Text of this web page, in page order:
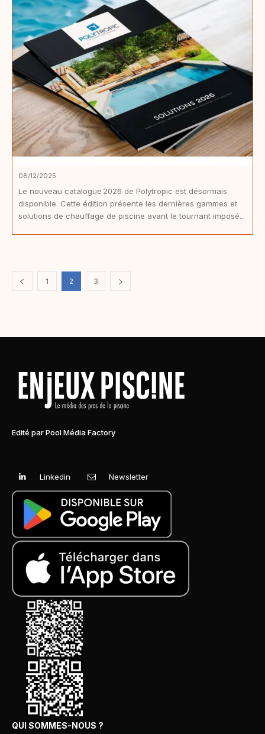
08/12/2025
Le nouveau catalogue 2026 de Polytropic est désormais
disponible. Cette édition présente les dernières gammes et
solutions de chauffage de piscine avant le tournant imposé...
1 2 3
Edité par Pool Média Factory
Linkedin Newsletter
QUI SOMMES-NOUS ?